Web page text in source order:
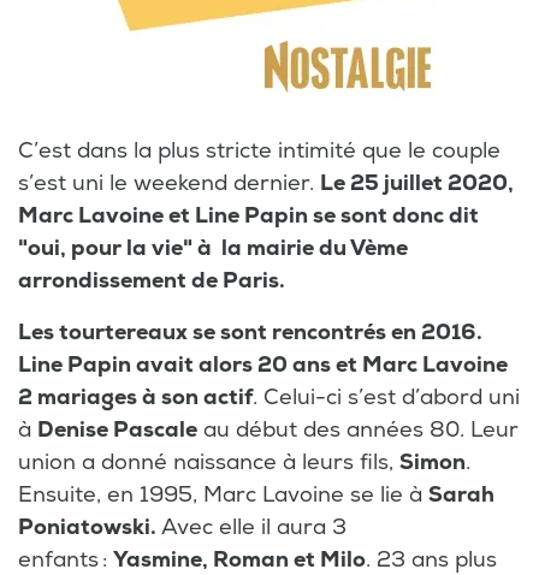
C’est dans la plus stricte intimité que le couple
s’est uni le weekend dernier. Le 25 juillet 2020,
Marc Lavoine et Line Papin se sont donc dit
"oui, pour la vie" à la mairie du Vème
arrondissement de Paris.
Les tourtereaux se sont rencontrés en 2016.
Line Papin avait alors 20 ans et Marc Lavoine
2 mariages à son actif. Celui-ci s’est d’abord uni
à Denise Pascale au début des années 80. Leur
union a donné naissance à leurs fils, Simon.
Ensuite, en 1995, Marc Lavoine se lie à Sarah
Poniatowski. Avec elle il aura 3
enfants : Yasmine, Roman et Milo. 23 ans plus